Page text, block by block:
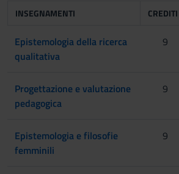
INSEGNAMENTI CREDITI
Epistemologia della ricerca
qualitativa
9
Progettazione e valutazione
pedagogica
9
Epistemologia e filosofie
femminili
9